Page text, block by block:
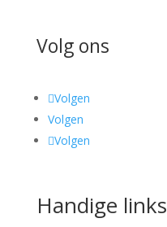
Volg ons
Volgen
Volgen
Volgen
Handige links